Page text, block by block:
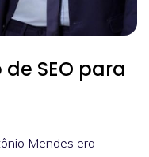
SEO para
Mendes era